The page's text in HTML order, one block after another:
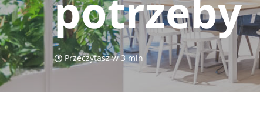
potrzeby
Przeczytasz w 3 min